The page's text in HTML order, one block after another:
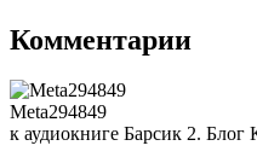
Комментарии
Meta294849
к аудиокниге Барсик 2.